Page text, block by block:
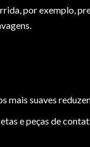
por exemplo,
mais suaves
e peças de